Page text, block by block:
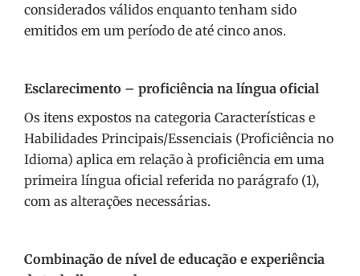
considerados válidos enquanto tenham sido
emitidos em um período de até cinco anos.
Esclarecimento – proficiência na língua oficial
Os itens expostos na categoria Características e
Habilidades Principais/Essenciais (Proficiência no
Idioma) aplica em relação à proficiência em uma
primeira língua oficial referida no parágrafo (1),
com as alterações necessárias.
Combinação de nível de educação e experiência